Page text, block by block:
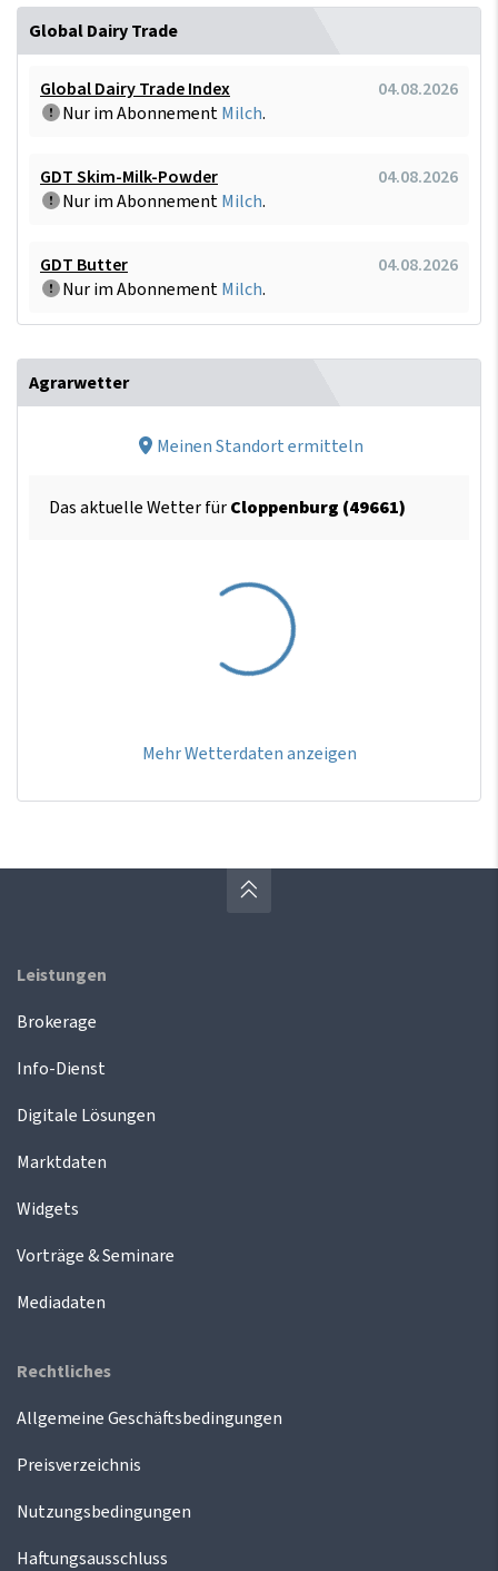
Global Dairy Trade
Global Dairy Trade Index
04.08.2026
Nur im AbonnementMilch.
GDT Skim-Milk-Powder
04.08.2026
Nur im AbonnementMilch.
GDT Butter
04.08.2026
Nur im AbonnementMilch.
Agrarwetter
Meinen Standort ermitteln
Das aktuelle Wetter fürCloppenburg (49661)
Mehr Wetterdaten anzeigen
Leistungen
Brokerage
Info-Dienst
Digitale Lösungen
Marktdaten
Widgets
Vorträge & Seminare
Mediadaten
Rechtliches
Allgemeine Geschäftsbedingungen
Preisverzeichnis
Nutzungsbedingungen
Haftungsausschluss